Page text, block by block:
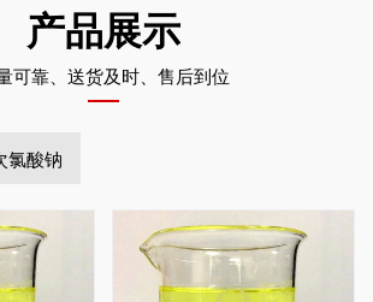
产品展示
可靠、送货及时、售后到位
氯酸钠